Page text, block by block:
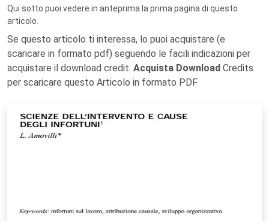
Qui sotto puoi vedere in anteprima la prima pagina di questo
articolo.
Se questo articolo ti interessa, lo puoi acquistare (e
scaricare in formato pdf) seguendo le facili indicazioni per
acquistare il download credit. Acquista Download Credits
per scaricare questo Articolo in formato PDF